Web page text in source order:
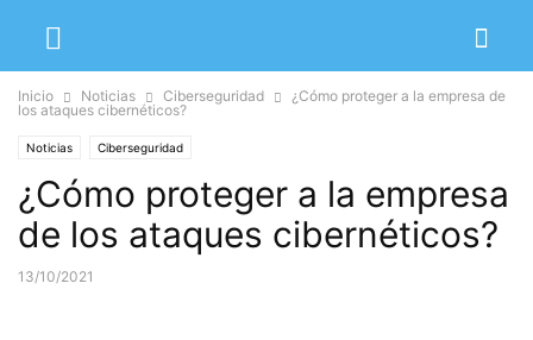
Inicio Noticias Ciberseguridad
¿Cómo proteger a la empresa de
los ataques cibernéticos?
Noticias Ciberseguridad
¿Cómo proteger a la empresa
de los ataques cibernéticos?
13/10/2021